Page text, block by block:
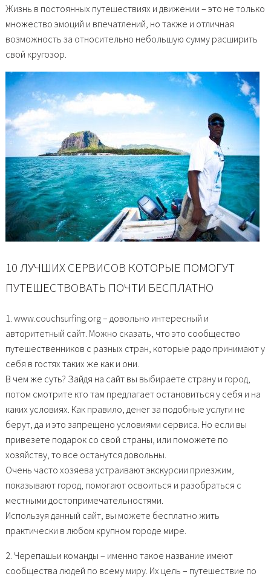
Жизнь в постоянных путешествиях и движении – это не только
множество эмоций и впечатлений, но также и отличная
возможность за относительно небольшую сумму расширить
свой кругозор.
10 ЛУЧШИХ СЕРВИСОВ КОТОРЫЕ ПОМОГУТ
ПУТЕШЕСТВОВАТЬ ПОЧТИ БЕСПЛАТНО
1. www.couchsurfing.org – довольно интересный и
авторитетный сайт. Можно сказать, что это сообщество
путешественников с разных стран, которые радо принимают у
себя в гостях таких же как и они.
В чем же суть? Зайдя на сайт вы выбираете страну и город,
потом смотрите кто там предлагает остановиться у себя и на
каких условиях. Как правило, денег за подобные услуги не
берут, да и это запрещено условиями сервиса. Но если вы
привезете подарок со свой страны, или поможете по
хозяйству, то все останутся довольны.
Очень часто хозяева устраивают экскурсии приезжим,
показывают город, помогают освоиться и разобраться с
местными достопримечательностями.
Используя данный сайт, вы можете бесплатно жить
практически в любом крупном городе мире.
2. Черепашьи команды – именно такое название имеют
сообщества людей по всему миру. Их цель – путешествие по